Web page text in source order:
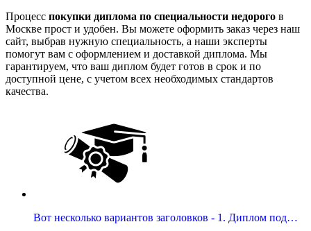
Процесс покупки диплома по специальности недорого в
Москве прост и удобен. Вы можете оформить заказ через наш
сайт, выбрав нужную специальность, а наши эксперты
помогут вам с оформлением и доставкой диплома. Мы
гарантируем, что ваш диплом будет готов в срок и по
доступной цене, с учетом всех необходимых стандартов
качества.
Вот несколько вариантов заголовков - 1. Диплом под…